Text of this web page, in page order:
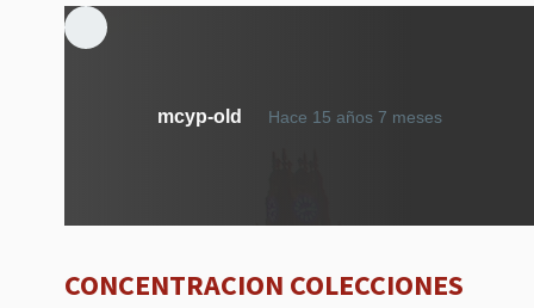
mcyp-old Hace 15 años 7 meses
CONCENTRACION COLECCIONES